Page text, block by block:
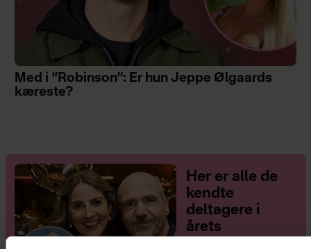
Med i “Robinson”: Er hun Jeppe Ølgaards
kæreste?
Her er alle de
kendte
deltagere i
årets